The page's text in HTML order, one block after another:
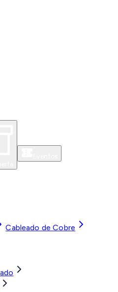
Cableado de Cobre